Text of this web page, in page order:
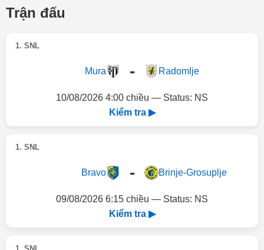
Trận đấu
1. SNL
Mura - Radomlje
10/08/2026 4:00 chiều — Status: NS
Kiểm tra ▶
1. SNL
Bravo - Brinje-Grosuplje
09/08/2026 6:15 chiều — Status: NS
Kiểm tra ▶